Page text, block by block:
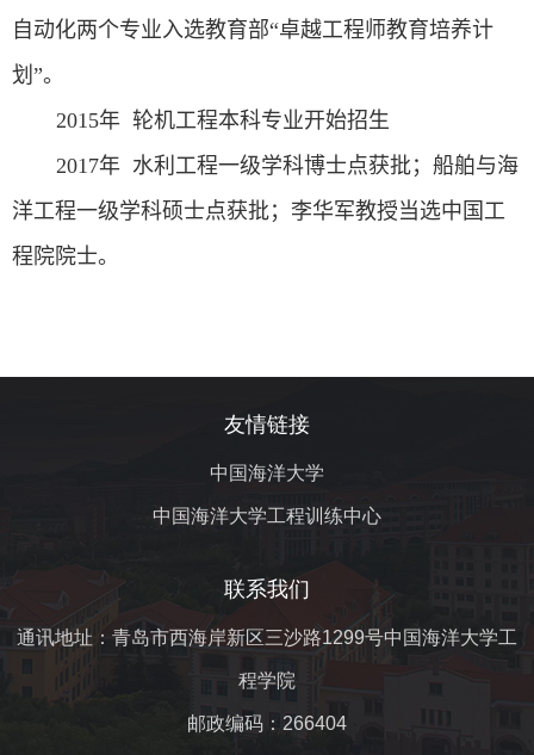
自动化两个专业入选教育部“卓越工程师教育培养计
划”。
2015年 轮机工程本科专业开始招生
2017年 水利工程一级学科博士点获批；船舶与海
洋工程一级学科硕士点获批；李华军教授当选中国工
程院院士。
友情链接
中国海洋大学
中国海洋大学工程训练中心
联系我们
通讯地址：青岛市西海岸新区三沙路1299号中国海洋大学工
程学院
邮政编码：266404